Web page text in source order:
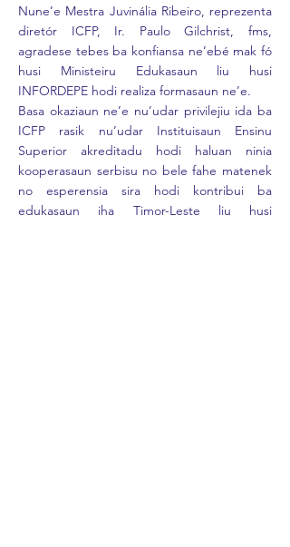
Nune’e Mestra Juvinália Ribeiro, reprezenta
diretór ICFP, Ir. Paulo Gilchrist, fms,
agradese tebes ba konfiansa ne’ebé mak fó
husi Ministeiru Edukasaun liu husi
INFORDEPE hodi realiza formasaun ne’e.
Basa okaziaun ne’e nu’udar privilejiu ida ba
ICFP rasik nu’udar Instituisaun Ensinu
Superior akreditadu hodi haluan ninia
kooperasaun serbisu no bele fahe matenek
no esperensia sira hodi kontribui ba
edukasaun iha Timor-Leste liu husi